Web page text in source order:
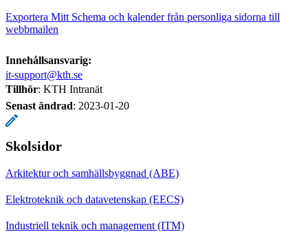
Exportera Mitt Schema och kalender från personliga sidorna till
webbmailen
Innehållsansvarig:
it-support@kth.se
Tillhör: KTH Intranät
Senast ändrad: 2023-01-20
Skolsidor
Arkitektur och samhällsbyggnad (ABE)
Elektroteknik och datavetenskap (EECS)
Industriell teknik och management (ITM)